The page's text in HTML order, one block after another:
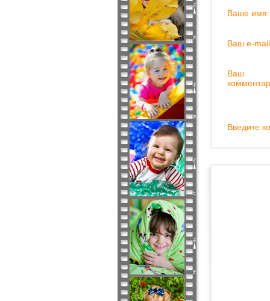
Ваше имя:
Ваш e-
Ваш
Введите